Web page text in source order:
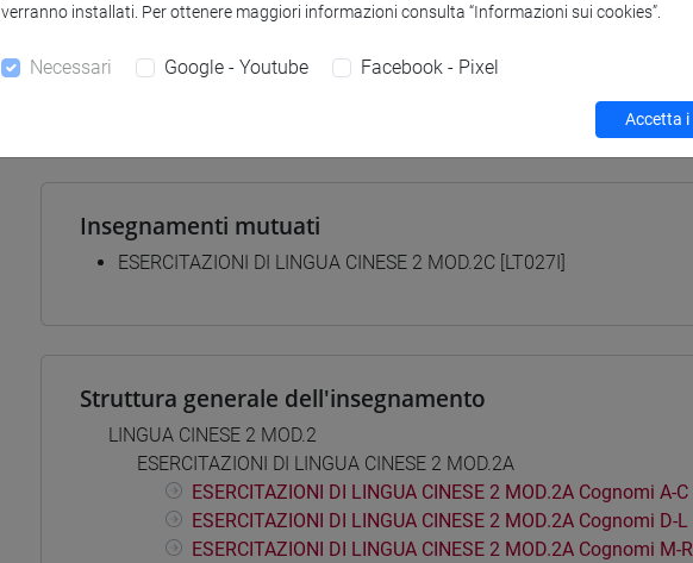
Corsi di studio e percorsi
[LT40] LINGUE, CULTURE E SOCIETÀ DELL'ASIA E DELL'AFRICA
Insegnamenti mutuati
ESERCITAZIONI DI LINGUA CINESE 2 MOD.2C [LT027I]
Struttura generale dell'insegnamento
LINGUA CINESE 2 MOD.2
ESERCITAZIONI DI LINGUA CINESE 2 MOD.2A
ESERCITAZIONI DI LINGUA CINESE 2 MOD.2A Cognomi A-C
ESERCITAZIONI DI LINGUA CINESE 2 MOD.2A Cognomi D-L
ESERCITAZIONI DI LINGUA CINESE 2 MOD.2A Cognomi M-R
verranno installati. Per ottenere maggiori informazioni consulta “Informazioni sui cookies”.
Necessari Google - Youtube Facebook - Pixel
Accetta i